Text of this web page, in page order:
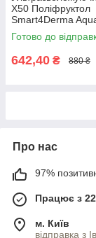
Х50 Поліфруктол
Smart4Derma
Polyfructol Booster
Готово до
642,40 ₴ 880 ₴
Про нас
97%
Працює з
м. Київ
відправка з